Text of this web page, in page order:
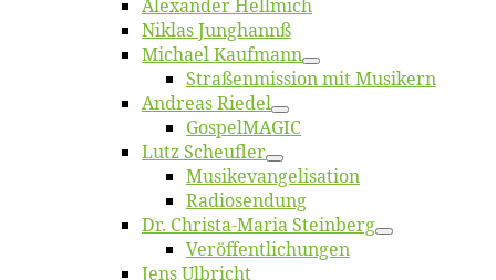
Alex­an­der Hellmich
Ni­klas Junghannß
Mi­cha­el Kaufmann
Straßenmis­sion mit Musikern
An­dre­as Riedel
Gos­pel­MA­GIC
Lutz Scheuf­ler
Musikevan­ge­li­sa­tion
Ra­dio­sen­dung
Dr. Chris­­ta-Ma­ria Steinberg
Ver­öf­fent­li­chun­gen
Jens Ulb­richt